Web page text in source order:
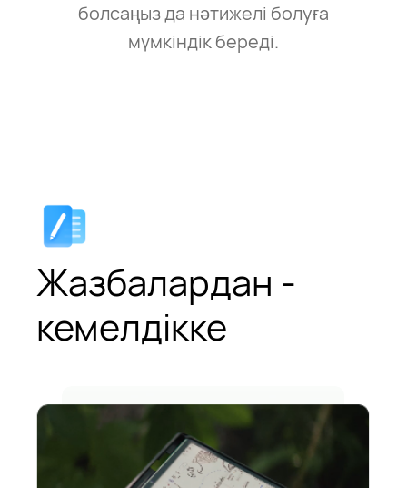
болсаңыз да нәтижелі болуға
мүмкіндік береді.
Жазбалардан -
кемелдікке